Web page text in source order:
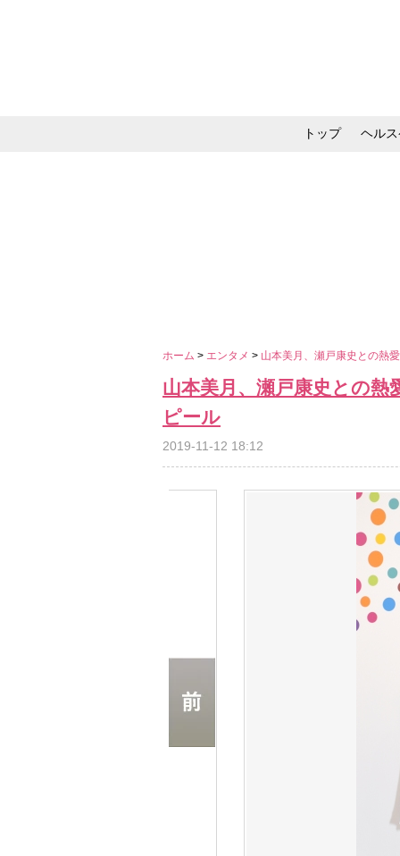
トップ ヘル
ホーム > エンタメ > 山本美月、瀬戸康史との熱
山本美月、瀬戸康史との
ピール
2019-11-12 18:12